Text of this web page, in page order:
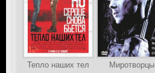
Тепло наших тел Миротворцы